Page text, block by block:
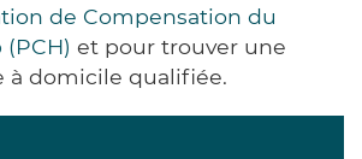
de Compensation du
et pour trouver une
à domicile qualifiée.